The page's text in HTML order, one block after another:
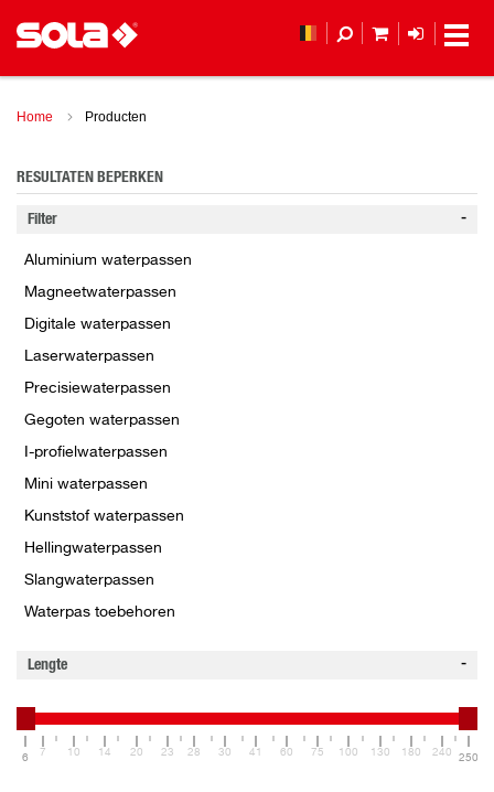
Home Producten
RESULTATEN BEPERKEN
Filter
Aluminium waterpassen
Magneetwaterpassen
Digitale waterpassen
Laserwaterpassen
Precisiewaterpassen
Gegoten waterpassen
I-profielwaterpassen
Mini waterpassen
Kunststof waterpassen
Hellingwaterpassen
Slangwaterpassen
Waterpas toebehoren
Lengte
6 7 10 14 20 23 28 30 41 60 75 100 130 180 240 250
MIJN LOGIN